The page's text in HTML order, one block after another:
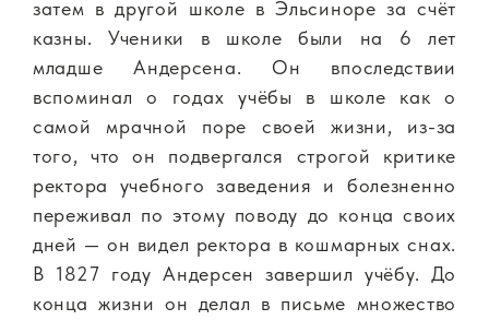
затем в другой школе в Эльсиноре за счёт
казны. Ученики в школе были на 6 лет
младше Андерсена. Он впоследствии
вспоминал о годах учёбы в школе как о
самой мрачной поре своей жизни, из-за
того, что он подвергался строгой критике
ректора учебного заведения и болезненно
переживал по этому поводу до конца своих
дней — он видел ректора в кошмарных снах.
В 1827 году Андерсен завершил учёбу. До
конца жизни он делал в письме множество